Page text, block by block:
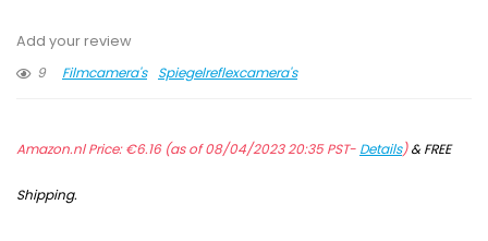
Add your review
9
Filmcamera's Spiegelreflexcamera's
Amazon.nl Price:€6.16(as of 08/04/2023 20:35 PST- Details)&FREE
Shipping.